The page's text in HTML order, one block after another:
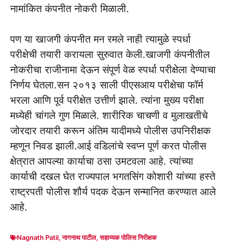
नामांकित कंपनीत नोकरी मिळाली.
पण या खाजगी कंपनीत मन रमले नाही त्यामुळे स्पर्धा
परीक्षेची तयारी करायला सुरुवात केली.खाजगी कंपनीतील
नोकरीचा राजीनामा देऊन संपूर्ण वेळ स्पर्धा परीक्षेला देण्याचा
निर्णय घेतला.सन २०१३ साली पीएसआय परीक्षेचा फॉर्म
भरला आणि पूर्व परीक्षेत उत्तीर्ण झाले. त्यांना मुख्य परीक्षा
मध्येही चांगले गुण मिळाले. शारीरिक चाचणी व मुलाखतीचे
जोरदार तयारी करून अंतिम यादीमध्ये पोलीस उपनिरीक्षक
म्हणून निवड झाली.आई वडिलांचे स्वप्न पूर्ण करत पोलीस
क्षेत्रात आपल्या कार्याचा ठसा उमटवला आहे. त्यांच्या
कार्याची दखल घेत राज्यपाल भगतसिंग कोशारी यांच्या हस्ते
राष्ट्रपती पोलीस शौर्य पदक देऊन सन्मानित करण्यात आले
आहे.
Nagnath Patil,नागनाथ पाटील,सहाय्यक पोलिस निरीक्षक